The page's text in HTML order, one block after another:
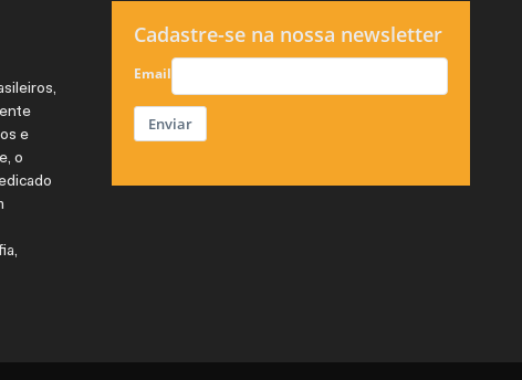
e
o
Cadastre-se na nossa newsletter
Email
Enviar